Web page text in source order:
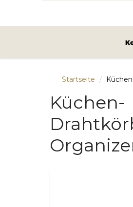
Startseite
Küchen-